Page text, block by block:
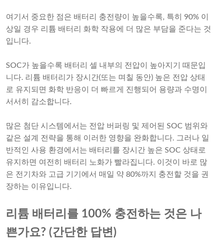
여기서 중요한 점은 배터리 충전량이 높을수록, 특히 90% 이
상일 경우 리튬 배터리 화학 작용에 더 많은 부담을 준다는 것
입니다.
SOC가 높을수록 배터리 셀 내부의 전압이 높아지기 때문입
니다. 리튬 배터리가 장시간(또는 며칠 동안) 높은 전압 상태
로 유지되면 화학 반응이 더 빠르게 진행되어 용량과 수명이
서서히 감소합니다.
많은 첨단 시스템에서는 전압 버퍼링 및 제어된 SOC 범위와
같은 설계 전략을 통해 이러한 영향을 완화합니다. 그러나 일
반적인 사용 환경에서는 배터리를 장시간 높은 SOC 상태로
유지하면 여전히 배터리 노화가 빨라집니다. 이것이 바로 많
은 전기차와 고급 기기에서 매일 약 80%까지 충전할 것을 권
장하는 이유입니다.
리튬 배터리를 100% 충전하는 것은 나
쁜가요? (간단한 답변)